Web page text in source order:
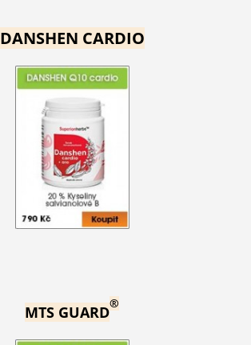
DANSHEN CARDIO
MTS GUARD®